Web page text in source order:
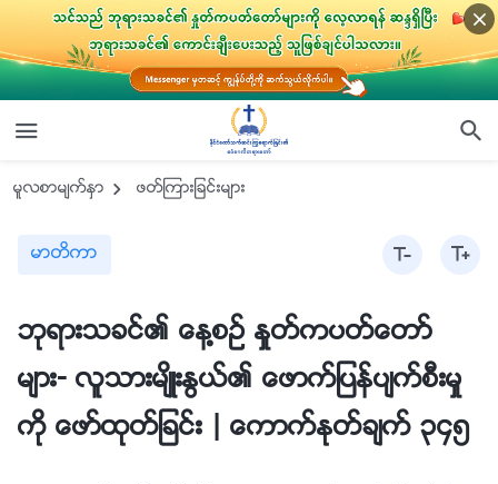
မူလစာမ်က္ႏွာ ဖတ္ၾကားျခင္းမ်ား
မာတိကာ
ဘုရားသခင္၏ ေန႔စဥ္ ႏႈတ္ကပတ္ေတာ္
မ်ား- လူသားမ်ိဳးႏြယ္၏ ေဖာက္ျပန္ပ်က္စီးမႈ
ကို ေဖာ္ထုတ္ျခင္း | ေကာက္ႏုတ္ခ်က္ ၃၄၅